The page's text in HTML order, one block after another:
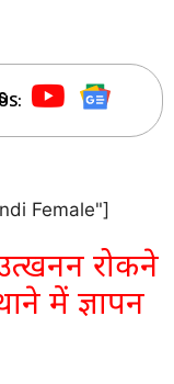
Female"]
रोकने
में ज्ञापन